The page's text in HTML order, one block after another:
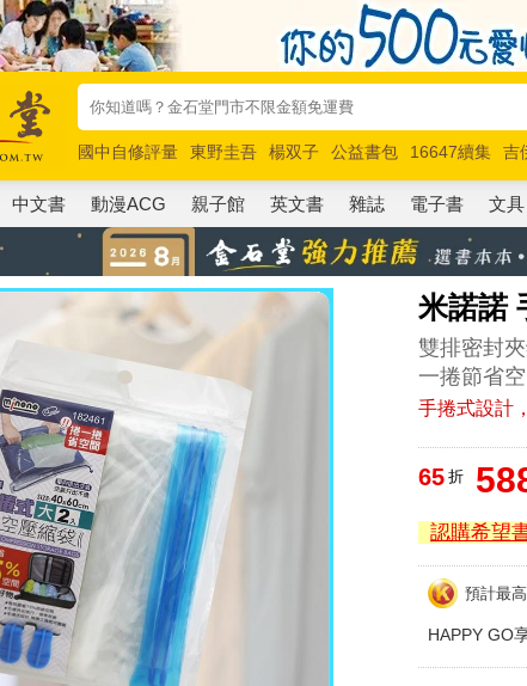
國中自修評量 東野圭吾 楊双子 公益書包 16647續集 吉
唯紅花綻放
奧德賽 路邊攤新作 馬斯克 玩具總動員5 超
中文書 動漫ACG 親子館 英文書 雜誌 電子書 文具
米諾諾
雙排密封
一捲節省
手捲式設計
65 折
認購希望
預計最
HAPPY GO